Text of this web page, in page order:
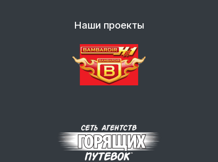
Наши проекты